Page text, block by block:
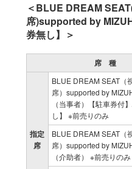
＜BLUE DREAM
席)supported by
券無し】＞
席 種
指定
席
BLUE DREAM SEAT（
席）supported by
（当事者）【駐車券付
し】 ※前売りのみ
BLUE DREAM SEAT（
席）supported by
（介助者） ※前売りのみ